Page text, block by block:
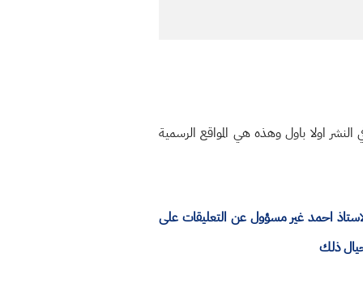
اولا باول وهذه هي المواقع الرسمية
احمد غير مسؤول عن التعليقات على
ذلك